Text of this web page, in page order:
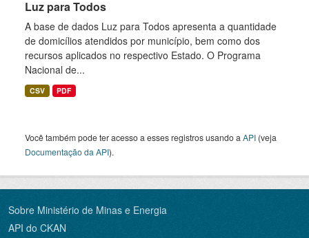
Luz para Todos
A base de dados Luz para Todos apresenta a quantidade
de domicílios atendidos por município, bem como dos
recursos aplicados no respectivo Estado. O Programa
Nacional de...
CSV PDF
Você também pode ter acesso a esses registros usando a API (veja
Documentação da API).
Sobre Ministério de Minas e Energia
API do CKAN